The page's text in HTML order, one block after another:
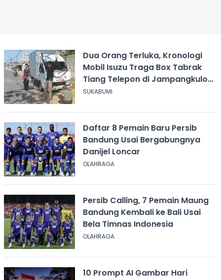
Dua Orang Terluka, Kronologi
Mobil Isuzu Traga Box Tabrak
Tiang Telepon di Jampangkulon
Sukabumi
SUKABUMI
Daftar 8 Pemain Baru Persib
Bandung Usai Bergabungnya
Danijel Loncar
OLAHRAGA
Persib Calling, 7 Pemain Maung
Bandung Kembali ke Bali Usai
Bela Timnas Indonesia
OLAHRAGA
10 Prompt AI Gambar Hari